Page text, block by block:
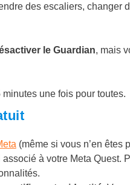
des escaliers, changer
le Guardian, mais
une fois pour toutes.
(même si vous n’en êtes
à votre Meta Quest.